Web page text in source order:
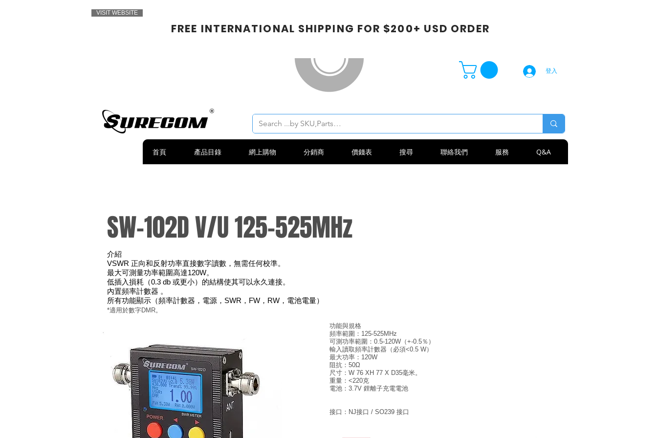
VISIT WEBSITE
FREE INTERNATIONAL SHIPPING FOR $200+ USD ORDER
登入
首頁 產品目錄 網上購物 分銷商 價錢表 搜尋 聯絡我們 服務 Q&A
SW-102D V/U 125-525MHz
介紹
VSWR 正向和反射功率直接數字讀數，無需任何校準。
最大可測量功率範圍高達120W。
低插入損耗（0.3 db 或更小）的結構使其可以永久連接。
內置頻率計數器 。
所有功能顯示（頻率計數器，電源，SWR，FW，RW，電池電量）
*適用於數字DMR。
功能與規格
頻率範圍：125-525MHz
可測功率範圍：0.5-120W（+-0.5％）
輸入讀取頻率計數器（必須<0.5 W）
最大功率：120W
阻抗：50Ω
尺寸：W 76 XH 77 X D35毫米。
重量：<220克
電池：3.7V 鋰離子充電電池
接口：NJ接口 / SO239 接口